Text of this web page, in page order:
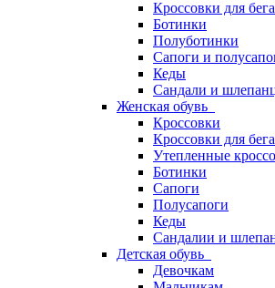
Кроссовки для бега
Ботинки
Полуботинки
Сапоги и
Кеды
Сандали и
Женская обувь
Кроссовки
Кроссовки для бега
Утепленные
Ботинки
Сапоги
Полусапоги
Кеды
Сандалии и
Детская обувь
Девочкам